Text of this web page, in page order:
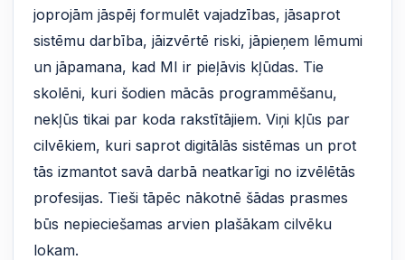
joprojām jāspēj formulēt vajadzības, jāsaprot
sistēmu darbība, jāizvērtē riski, jāpieņem lēmumi
un jāpamana, kad MI ir pieļāvis kļūdas. Tie
skolēni, kuri šodien mācās programmēšanu,
nekļūs tikai par koda rakstītājiem. Viņi kļūs par
cilvēkiem, kuri saprot digitālās sistēmas un prot
tās izmantot savā darbā neatkarīgi no izvēlētās
profesijas. Tieši tāpēc nākotnē šādas prasmes
būs nepieciešamas arvien plašākam cilvēku
lokam.